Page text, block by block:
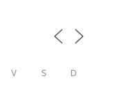
V S D